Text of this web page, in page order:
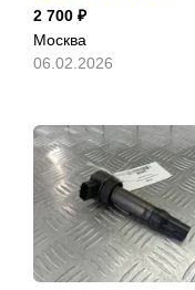
2 700
Москва
06.02.2026